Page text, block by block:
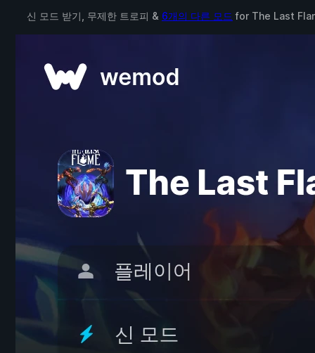
신 모드 받기, 무제한 트로피 & 6개의 다른 모드 for The Last